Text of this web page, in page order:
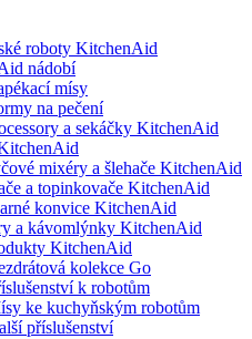
roboty KitchenAid
nádobí
mísy
na pečení
a sekáčky KitchenAid
mixéry a šlehače KitchenAid
a topinkovače KitchenAid
konvice KitchenAid
a kávomlýnky KitchenAid
KitchenAid
kolekce Go
k robotům
ke kuchyňským robotům
příslušenství